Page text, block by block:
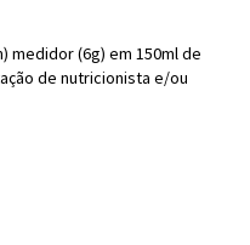
medidor (6g) em 150ml de
de nutricionista e/ou